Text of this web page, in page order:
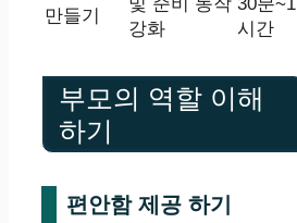
만들기
강화
시간
부모의 역할 이해
하기
편안함 제공 하기